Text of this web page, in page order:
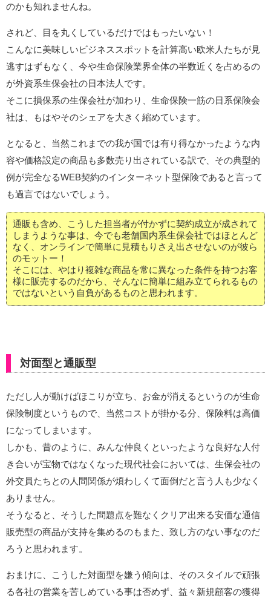
のかも知れませんね。
されど、目を丸くしているだけではもったいない！
こんなに美味しいビジネススポットを計算高い欧米人たちが見
逃すはずもなく、今や生命保険業界全体の半数近くを占めるの
が外資系生保会社の日本法人です。
そこに損保系の生保会社が加わり、生命保険一筋の日系保険会
社は、もはやそのシェアを大きく縮めています。
となると、当然これまでの我が国では有り得なかったような内
容や価格設定の商品も多数売り出されている訳で、その典型的
例が完全なるWEB契約のインターネット型保険であると言って
も過言ではないでしょう。
通販も含め、こうした担当者が付かずに契約成立が成されて
しまうような事は、今でも老舗国内系生保会社ではほとんど
なく、オンラインで簡単に見積もりさえ出させないのが彼ら
のモットー！
そこには、やはり複雑な商品を常に異なった条件を持つお客
様に販売するのだから、そんなに簡単に組み立てられるもの
ではないという自負があるものと思われます。
対面型と通販型
ただし人が動けばほこりが立ち、お金が消えるというのが生命
保険制度というもので、当然コストが掛かる分、保険料は高価
になってしまいます。
しかも、昔のように、みんな仲良くといったような良好な人付
き合いが宝物ではなくなった現代社会においては、生保会社の
外交員たちとの人間関係が煩わしくて面倒だと言う人も少なく
ありません。
そうなると、そうした問題点を難なくクリア出来る安価な通信
販売型の商品が支持を集めるのもまた、致し方のない事なのだ
ろうと思われます。
おまけに、こうした対面型を嫌う傾向は、そのスタイルで頑張
る各社の営業を苦しめている事は否めず、益々新規顧客の獲得